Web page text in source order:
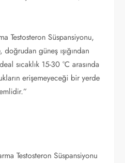
Testosteron Süspansiyonu,
güneş ışığından
sıcaklık 15-30 °C arasında
erişemeyeceği bir yerde
Testosteron Süspansiyonu